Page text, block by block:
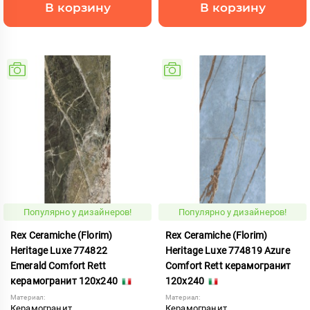
В корзину В корзину
Популярно у дизайнеров!
Rex Ceramiche (Florim)
Heritage Luxe 774822
Emerald Comfort Rett
керамогранит 120x240
Материал:
Популярно у дизайнеров!
Rex Ceramiche (Florim)
Heritage Luxe 774819 Azure
Comfort Rett керамогранит
120x240
Материал: